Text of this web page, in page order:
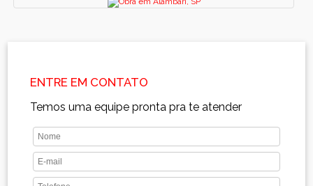
ENTRE EM CONTATO
Temos uma equipe pronta pra te atender